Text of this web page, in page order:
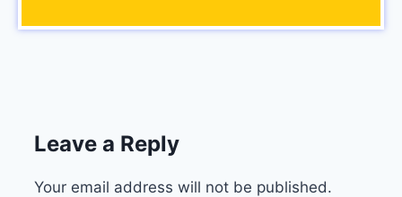
Leave a Reply
Your email address will not be published.